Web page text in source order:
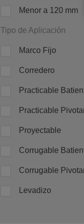
Menor a 120 mm
Tipo de Aplicación
Marco Fijo
Corredero
Practicable
Practicable
Proyectable
Corrugable
Corrugable
Levadizo